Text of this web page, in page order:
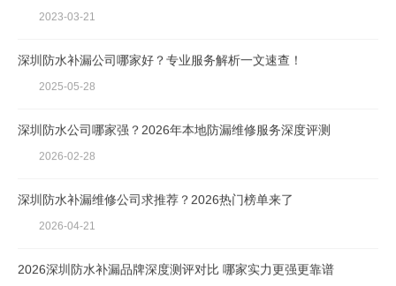
2023-03-21
深圳防水补漏公司哪家好？专业服务解析一文速查！
2025-05-28
深圳防水公司哪家强？2026年本地防漏维修服务深度评测
2026-02-28
深圳防水补漏维修公司求推荐？2026热门榜单来了
2026-04-21
2026深圳防水补漏品牌深度测评对比 哪家实力更强更靠谱